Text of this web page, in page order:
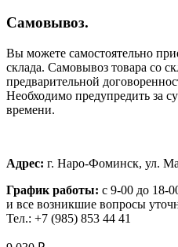
Самовывоз.
Вы можете самостоятельно
склада. Самовывоз товара со
предварительной
Необходимо предупредить за
времени.
Адрес: г. Наро-Фоминск, ул.
График работы: с 9-00 до 18-
и все возникшие вопросы
Тел.: +7 (985) 853 44 41